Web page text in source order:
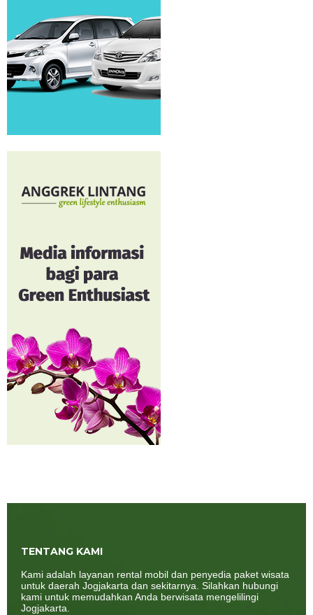
TENTANG KAMI
Kami adalah layanan rental mobil dan penyedia paket wisata
untuk daerah Jogjakarta dan sekitarnya. Silahkan hubungi
kami untuk memudahkan Anda berwisata mengelilingi
Jogjakarta.